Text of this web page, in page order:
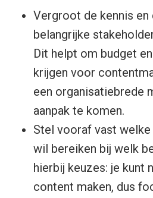
Vergroot de kennis
belangrijke
Dit helpt om budget
krijgen voor
een organisatiebrede
aanpak te komen.
Stel vooraf vast
wil bereiken bij welk
hierbij keuzes: je kunt
content maken, dus